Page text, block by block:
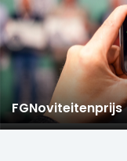
FGNoviteitenprijs